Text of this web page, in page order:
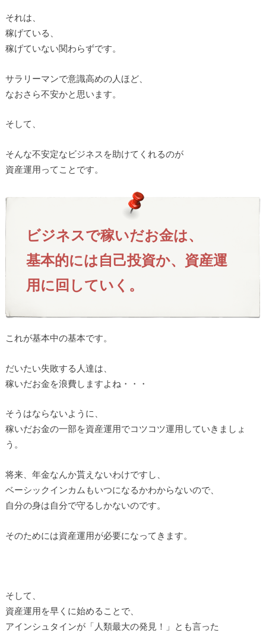
それは、
稼げている、
稼げていない関わらずです。
サラリーマンで意識高めの人ほど、
なおさら不安かと思います。
そして、
そんな不安定なビジネスを助けてくれるのが
資産運用ってことです。
ビジネスで稼いだお金は、
基本的には自己投資か、資産運
用に回していく。
これが基本中の基本です。
だいたい失敗する人達は、
稼いだお金を浪費しますよね・・・
そうはならないように、
稼いだお金の一部を資産運用でコツコツ運用していきましょ
う。
将来、年金なんか貰えないわけですし、
ベーシックインカムもいつになるかわからないので、
自分の身は自分で守るしかないのです。
そのためには資産運用が必要になってきます。
そして、
資産運用を早くに始めることで、
アインシュタインが「人類最大の発見！」とも言った